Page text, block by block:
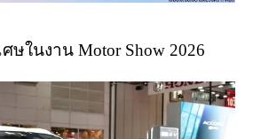
ษในงาน Motor Show 2026